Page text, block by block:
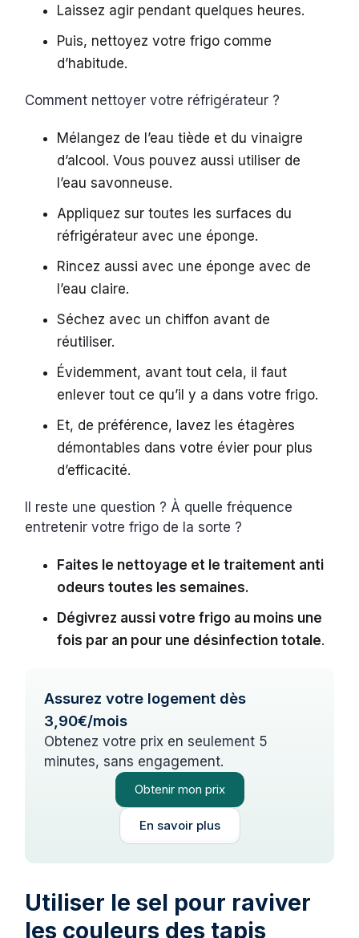
Laissez agir pendant quelques heures.
Puis, nettoyez votre frigo comme
d’habitude.
Comment nettoyer votre réfrigérateur ?
Mélangez de l’eau tiède et du vinaigre
d’alcool. Vous pouvez aussi utiliser de
l’eau savonneuse.
Appliquez sur toutes les surfaces du
réfrigérateur avec une éponge.
Rincez aussi avec une éponge avec de
l’eau claire.
Séchez avec un chiffon avant de
réutiliser.
Évidemment, avant tout cela, il faut
enlever tout ce qu’il y a dans votre frigo.
Et, de préférence, lavez les étagères
démontables dans votre évier pour plus
d’efficacité.
Il reste une question ? À quelle fréquence
entretenir votre frigo de la sorte ?
Faites le nettoyage et le traitement anti
odeurs toutes les semaines.
Dégivrez aussi votre frigo au moins une
fois par an pour une désinfection totale.
Assurez votre logement dès
3,90€/mois
Obtenez votre prix en seulement 5
minutes, sans engagement.
Obtenir mon prix
En savoir plus
Utiliser le sel pour raviver
les couleurs des tapis